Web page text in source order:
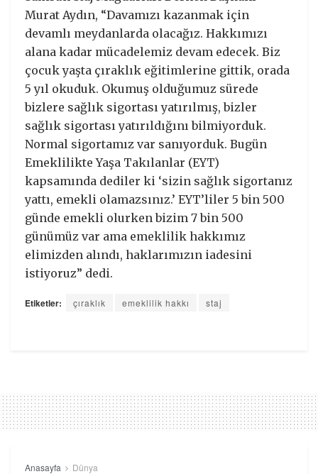
Murat Aydın, “Davamızı kazanmak için
devamlı meydanlarda olacağız. Hakkımızı
alana kadar mücadelemiz devam edecek. Biz
çocuk yaşta çıraklık eğitimlerine gittik, orada
5 yıl okuduk. Okumuş olduğumuz sürede
bizlere sağlık sigortası yatırılmış, bizler
sağlık sigortası yatırıldığını bilmiyorduk.
Normal sigortamız var sanıyorduk. Bugün
Emeklilikte Yaşa Takılanlar (EYT)
kapsamında dediler ki ‘sizin sağlık sigortanız
yattı, emekli olamazsınız.’ EYT’liler 5 bin 500
günde emekli olurken bizim 7 bin 500
günümüz var ama emeklilik hakkımız
elimizden alındı, haklarımızın iadesini
istiyoruz” dedi.
Etiketler: çıraklık emeklilik hakkı staj
Anasayfa Dünya